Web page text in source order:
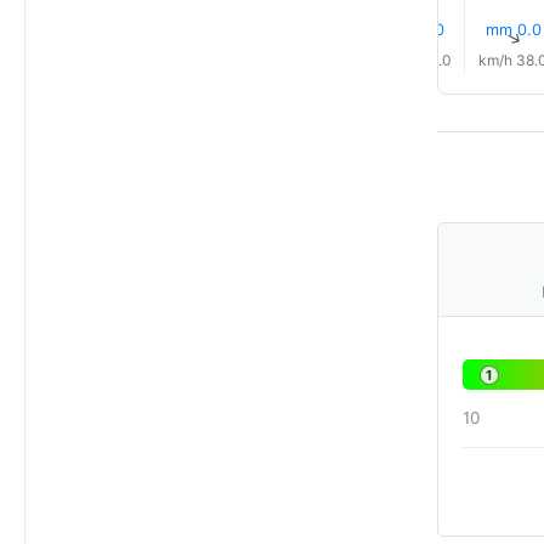
0.0 mm
↑
38.0
0.0 mm
40.0 km/h
1
10